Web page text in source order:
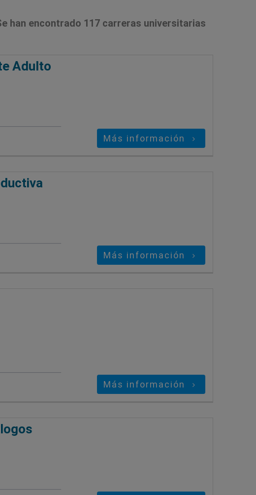
han encontrado 117 carreras universitarias
Adulto
Más información
Más información
Más información